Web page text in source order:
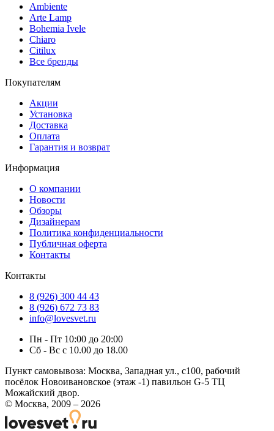
Ambiente
Arte Lamp
Bohemia Ivele
Chiaro
Citilux
Все бренды
Покупателям
Акции
Установка
Доставка
Оплата
Гарантия и возврат
Информация
О компании
Новости
Обзоры
Дизайнерам
Политика конфиденциальности
Публичная оферта
Контакты
Контакты
8 (926) 300 44 43
8 (926) 672 73 83
info@lovesvet.ru
Пн - Пт 10:00 до 20:00
Сб - Вс с 10.00 до 18.00
Пункт самовывоза: Москва, Западная ул., с100, рабочий
посёлок Новоивановское (этаж -1) павильон G-5 ТЦ
Можайский двор.
© Москва, 2009 – 2026